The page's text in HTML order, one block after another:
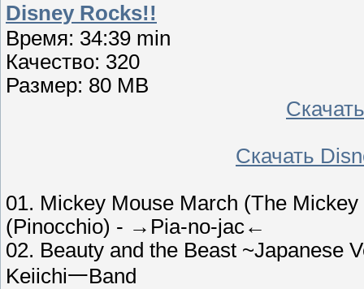
Disney Rocks!!
Время: 34:39 min
Качество: 320
Размер: 80 MB
Скачать
01. Mickey Mouse March (The
(Pinocchio) - →Pia-no-jac←
02. Beauty and the Beast ~Japanese
Keiichi一Band